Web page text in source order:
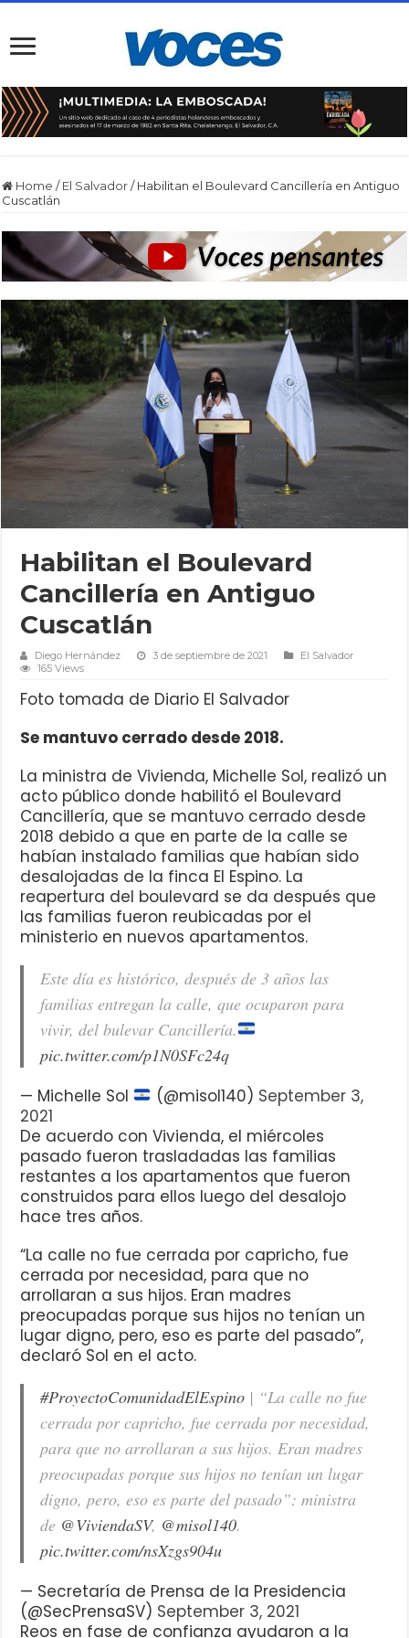
Home / El Salvador / Habilitan el Boulevard Cancillería en Antiguo
Cuscatlán
Habilitan el Boulevard
Cancillería en Antiguo
Cuscatlán
Diego Hernández 3 de septiembre de 2021
El Salvador
165 Views
Foto tomada de Diario El Salvador
Se mantuvo cerrado desde 2018.
La ministra de Vivienda, Michelle Sol, realizó un
acto público donde habilitó el Boulevard
Cancillería, que se mantuvo cerrado desde
2018 debido a que en parte de la calle se
habían instalado familias que habían sido
desalojadas de la finca El Espino. La
reapertura del boulevard se da después que
las familias fueron reubicadas por el
ministerio en nuevos apartamentos.
Este día es histórico, después de 3 años las
familias entregan la calle, que ocuparon para
vivir, del bulevar Cancillería.
pic.twitter.com/p1N0SFc24q
— Michelle Sol
(@misol140) September 3,
2021
De acuerdo con Vivienda, el miércoles
pasado fueron trasladadas las familias
restantes a los apartamentos que fueron
construidos para ellos luego del desalojo
hace tres años.
“La calle no fue cerrada por capricho, fue
cerrada por necesidad, para que no
arrollaran a sus hijos. Eran madres
preocupadas porque sus hijos no tenían un
lugar digno, pero, eso es parte del pasado”,
declaró Sol en el acto.
#ProyectoComunidadElEspino | “La calle no fue
cerrada por capricho, fue cerrada por necesidad,
para que no arrollaran a sus hijos. Eran madres
preocupadas porque sus hijos no tenían un lugar
digno, pero, eso es parte del pasado”: ministra
de @ViviendaSV, @misol140.
pic.twitter.com/nsXzgs904u
— Secretaría de Prensa de la Presidencia
(@SecPrensaSV) September 3, 2021
Reos en fase de confianza ayudaron a la